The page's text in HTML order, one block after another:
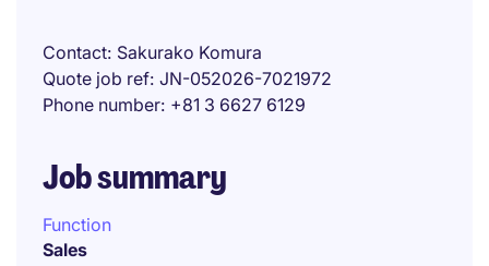
Contact Sakurako Komura
Quote job ref JN-052026-7021972
Phone number +81 3 6627 6129
Job summary
Function
Sales